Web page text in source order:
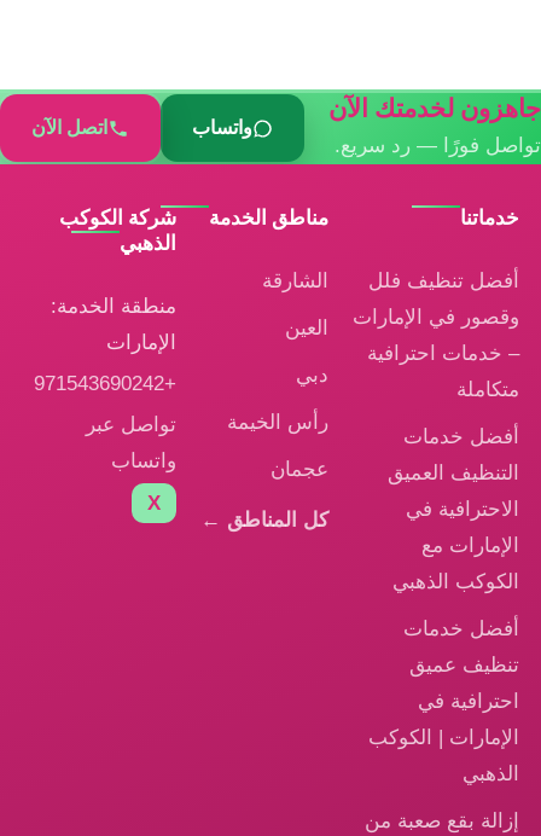
جاهزون لخدمتك الآن
تواصل فورًا — رد سريع.
واتساب اتصل الآن
خدماتنا
أفضل تنظيف فلل
وقصور في الإمارات
– خدمات احترافية
متكاملة
أفضل خدمات
التنظيف العميق
الاحترافية في
الإمارات مع
الكوكب الذهبي
أفضل خدمات
تنظيف عميق
احترافية في
الإمارات | الكوكب
الذهبي
إزالة بقع صعبة من
مناطق الخدمة
الشارقة
العين
دبي
رأس الخيمة
عجمان
كل المناطق ←
شركة الكوكب
الذهبي
منطقة الخدمة:
الإمارات
+971543690242
تواصل عبر
واتساب
X